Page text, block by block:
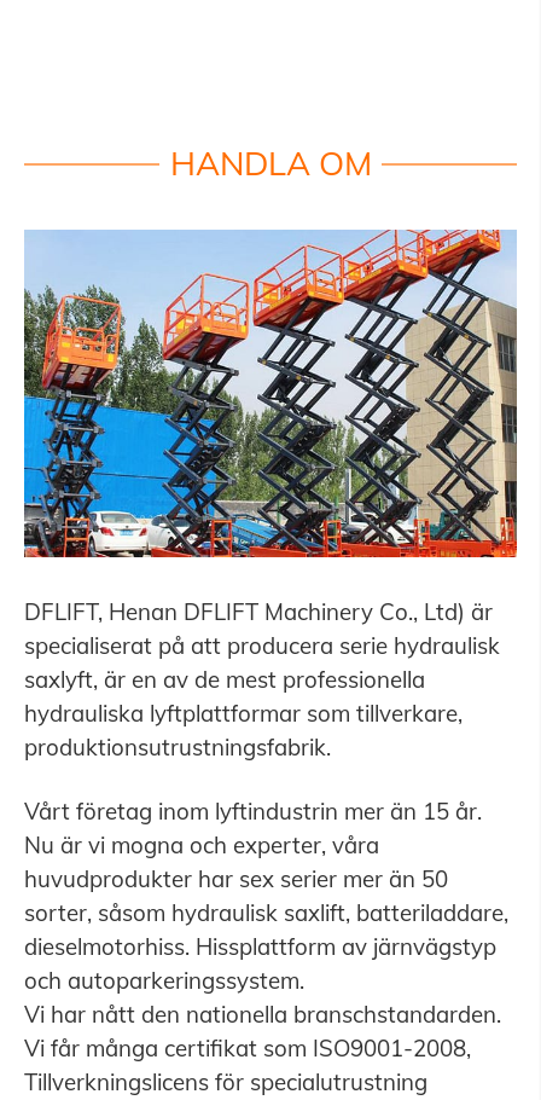
HANDLA OM
DFLIFT, Henan DFLIFT Machinery Co., Ltd) är
specialiserat på att producera serie hydraulisk
saxlyft, är en av de mest professionella
hydrauliska lyftplattformar som tillverkare,
produktionsutrustningsfabrik.
Vårt företag inom lyftindustrin mer än 15 år.
Nu är vi mogna och experter, våra
huvudprodukter har sex serier mer än 50
sorter, såsom hydraulisk saxlift, batteriladdare,
dieselmotorhiss. Hissplattform av järnvägstyp
och autoparkeringssystem.
Vi har nått den nationella branschstandarden.
Vi får många certifikat som ISO9001-2008,
Tillverkningslicens för specialutrustning